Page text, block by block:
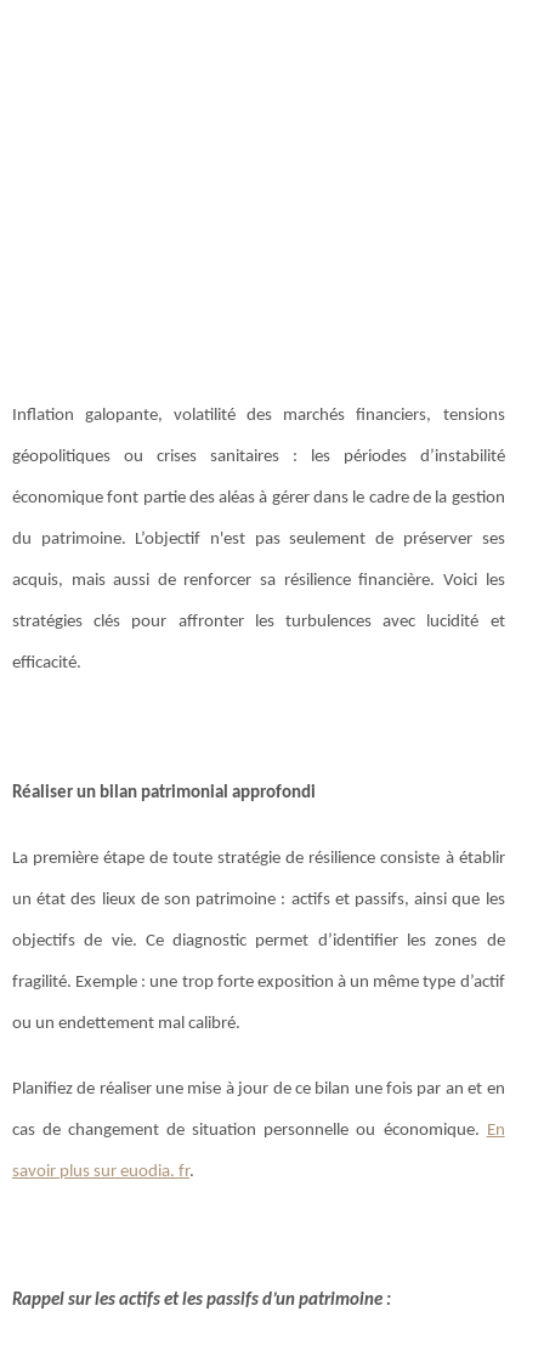
Inflation galopante, volatilité des marchés financiers, tensions
géopolitiques ou crises sanitaires : les périodes d’instabilité
économique font partie des aléas à gérer dans le cadre de la gestion
du patrimoine. L’objectif n'est pas seulement de préserver ses
acquis, mais aussi de renforcer sa résilience financière. Voici les
stratégies clés pour affronter les turbulences avec lucidité et
efficacité.
Réaliser un bilan patrimonial approfondi
La première étape de toute stratégie de résilience consiste à établir
un état des lieux de son patrimoine : actifs et passifs, ainsi que les
objectifs de vie. Ce diagnostic permet d’identifier les zones de
fragilité. Exemple : une trop forte exposition à un même type d’actif
ou un endettement mal calibré.
Planifiez de réaliser une mise à jour de ce bilan une fois par an et en
cas de changement de situation personnelle ou économique. En
savoir plus sur euodia. fr.
Rappel sur les actifs et les passifs d’un patrimoine :